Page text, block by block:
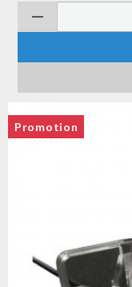
Promotion